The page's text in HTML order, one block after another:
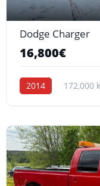
Dodge Charger
16,800€
2014 172,000